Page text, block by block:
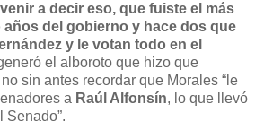
a decir eso, que fuiste el más
del gobierno y hace dos que
y le votan todo en el
el alboroto que hizo que
sin antes recordar que Morales “le
a Raúl Alfonsín, lo que llevó
Senado”.